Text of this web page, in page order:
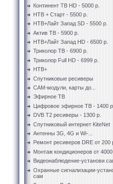
Континент ТВ HD - 5000 р.
НТВ + Старт - 5500 р.
НТВ+Лайт Запад SD - 5500 р.
Актив ТВ - 5900 р.
НТВ+Лайт Запад HD - 6500 р.
Триколор ТВ - 6900 р.
Триколор Full HD - 6999 р.
НТВ+
Спутниковые ресиверы
CAM-модули, карты до...
Эфирное ТВ
Цифровое эфирное ТВ - 1400 р.
DVB T2 ресиверы - 1300 р.
Спутниковый интернет KiteNet
Антенны 3G, 4G и Wi-...
Ремонт ресиверов DRE от 200
Монтаж кондиционеров от 4000
Видеонаблюдение-установи
Охранные сигнализации-
сам